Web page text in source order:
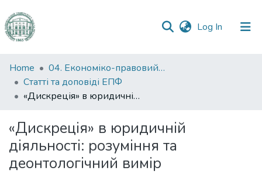
Log In (current)
Communities
&
Collections
Statistics
Home
04. Економіко-правовий факультет
Статті та доповіді ЕПФ
«Дискреція» в юридичній діяльності: розуміння та деонтологічний вимір
«Дискреція» в юридичній
діяльності: розуміння та
деонтологічний вимір